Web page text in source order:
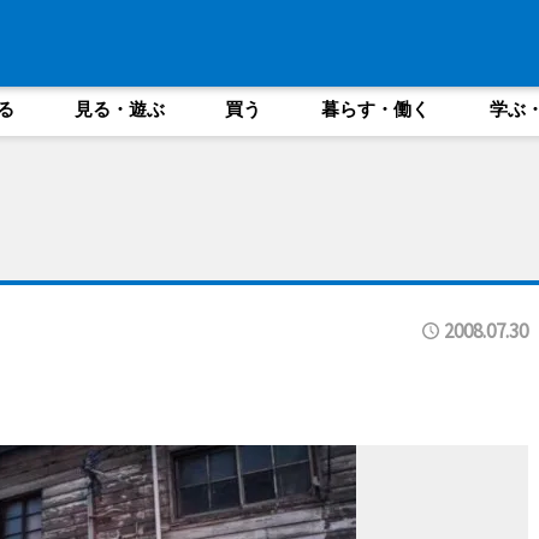
見る・遊ぶ 買う 暮らす・働く 学ぶ
2008.07.30